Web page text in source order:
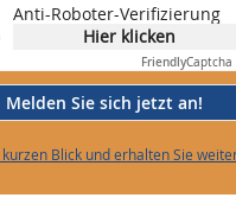
Anti-Roboter-Verifizierung
Hier klicken
FriendlyCaptcha
Melden Sie sich jetzt an!
Blick und erhalten Sie